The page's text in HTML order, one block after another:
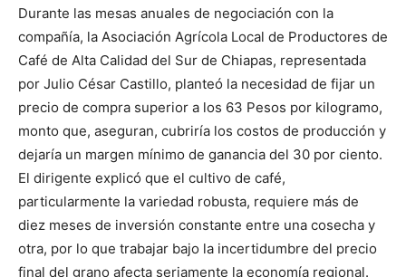
Durante las mesas anuales de negociación con la
compañía, la Asociación Agrícola Local de Productores de
Café de Alta Calidad del Sur de Chiapas, representada
por Julio César Castillo, planteó la necesidad de fijar un
precio de compra superior a los 63 Pesos por kilogramo,
monto que, aseguran, cubriría los costos de producción y
dejaría un margen mínimo de ganancia del 30 por ciento.
El dirigente explicó que el cultivo de café,
particularmente la variedad robusta, requiere más de
diez meses de inversión constante entre una cosecha y
otra, por lo que trabajar bajo la incertidumbre del precio
final del grano afecta seriamente la economía regional.